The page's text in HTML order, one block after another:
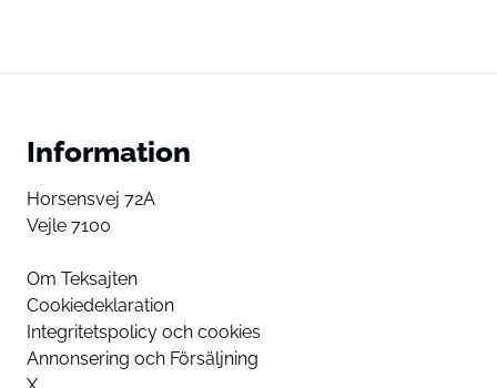
Information
Horsensvej 72A
Vejle 7100
Om Teksajten
Cookiedeklaration
Integritetspolicy och cookies
Annonsering och Försäljning